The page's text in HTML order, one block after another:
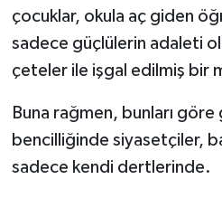
çocuklar, okula aç giden
sadece güçlülerin adaleti
çeteler ile işgal edilmiş bir
Buna rağmen, bunları
bencilliğinde siyasetçiler,
sadece kendi dertlerinde.